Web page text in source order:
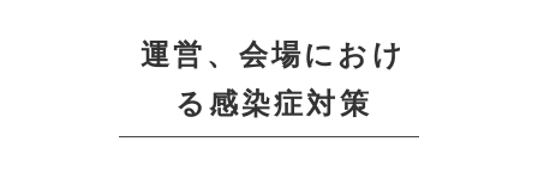
運営、会場におけ
る感染症対策